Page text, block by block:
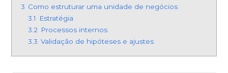
3 Como estruturar uma unidade de negócios
3.1
Estratégia
3.2 Processos internos
3.3 Validação de hipóteses e ajustes